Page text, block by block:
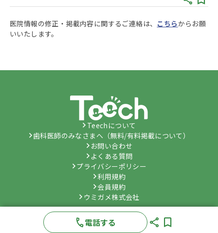
医院情報の修正・掲載内容に関するご連絡は、 こちらからお願
いいたします。
Teechについて
歯科医師のみなさまへ（無料/有料掲載について）
お問い合わせ
よくある質問
プライバシーポリシー
利用規約
会員規約
ウミガメ株式会社
© Umygame Co., Ltd. All Rights Reserved.